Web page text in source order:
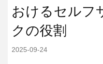
おけるセルフ
クの役割
2025-09-24